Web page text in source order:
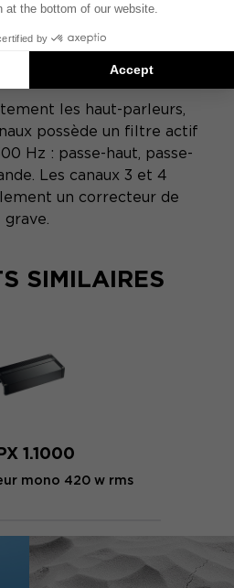
les haut-parleurs,
possède un filtre actif
Hz : passe-haut, passe-
Les canaux 3 et 4
un correcteur de
grave.
SIMILAIRES
1.1000
mono 420 w rms